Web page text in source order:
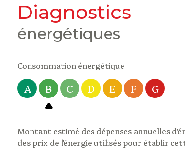
diagnostics
énergétiques
Consommation énergétique
A B C D E F G
Montant estimé des dépenses annuelles
des prix de l'énergie utilisés pour établir